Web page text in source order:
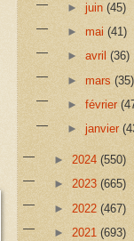
►juin(45)
►mai(41)
►avril(36)
►mars(35)
►février
►janvier
► 2024 (550)
► 2023 (665)
► 2022 (467)
► 2021 (693)